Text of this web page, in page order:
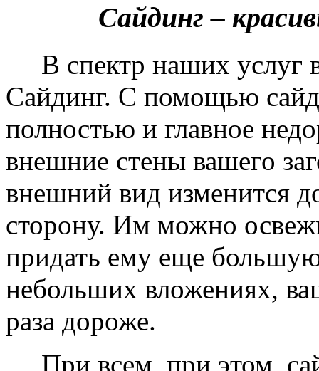
Сайдинг –
В спектр наших услуг
Сайдинг. С помощью
полностью и главное
внешние стены вашего
внешний вид изменится
сторону. Им можно
придать ему еще
небольших вложениях,
раза дороже.
При всем, при этом,